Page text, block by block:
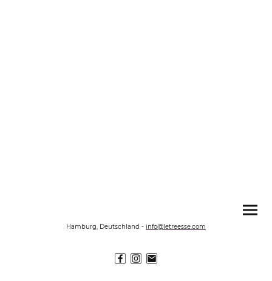
Hamburg, Deutschland - info@letreesse.com